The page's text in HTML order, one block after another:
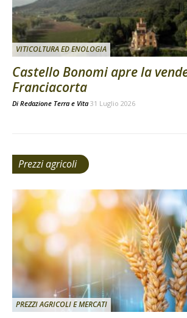
VITICOLTURA ED ENOLOGIA
Castello Bonomi apre la
Franciacorta
Di Redazione Terra e Vita 31 Luglio 2026
Prezzi agricoli
PREZZI AGRICOLI E MERCATI